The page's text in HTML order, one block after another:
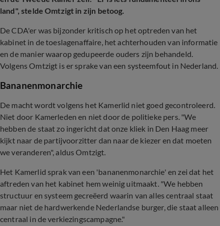
land", stelde Omtzigt in zijn betoog.
De CDA'er was bijzonder kritisch op het optreden van het
kabinet in de toeslagenaffaire, het achterhouden van informatie
en de manier waarop gedupeerde ouders zijn behandeld.
Volgens Omtzigt is er sprake van een systeemfout in Nederland.
Bananenmonarchie
De macht wordt volgens het Kamerlid niet goed gecontroleerd.
Niet door Kamerleden en niet door de politieke pers. "We
hebben de staat zo ingericht dat onze kliek in Den Haag meer
kijkt naar de partijvoorzitter dan naar de kiezer en dat moeten
we veranderen", aldus Omtzigt.
Het Kamerlid sprak van een 'bananenmonarchie' en zei dat het
aftreden van het kabinet hem weinig uitmaakt. "We hebben
structuur en systeem gecreëerd waarin van alles centraal staat
maar niet de hardwerkende Nederlandse burger, die staat alleen
centraal in de verkiezingscampagne."